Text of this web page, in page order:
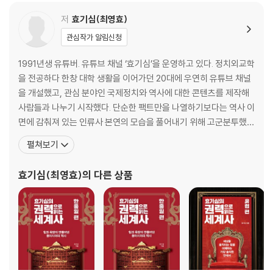
저 효기심(최영효)
관심작가 알림신청
1991년생 유튜버. 유튜브 채널 ‘효기심’을 운영하고 있다. 정치외교학
을 전공하다 한창 대학 생활을 이어가던 20대에 우연히 유튜브 채널
을 개설했고, 관심 분야인 국제정치와 역사에 대한 콘텐츠를 제작해
사람들과 나누기 시작했다. 단순한 팩트만을 나열하기보다는 역사 이
면에 감춰져 있는 인류사 본연의 모습을 풀어내기 위해 고군분투했
다. 현재는 인간의 내면세계를 더 깊이 파악하기 위해 대학 졸업을 미
뤄두고 전공 이외의 학문을 두루 탐구하고 있다. 또 더 많은 사람과 소
다양한 도전을 이어가고 있다. 저서로 『효기심
펼쳐보기
효기심(최영효)의 다른 상품